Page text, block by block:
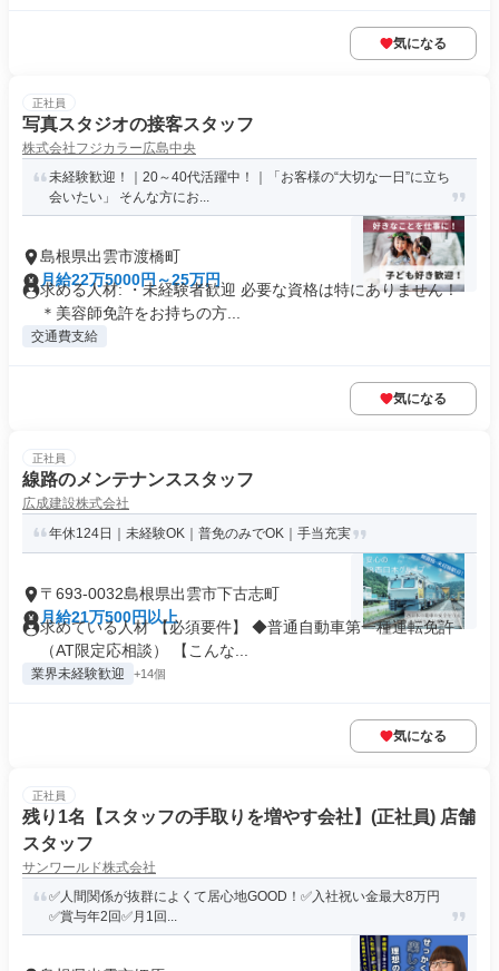
気になる
正社員
写真スタジオの接客スタッフ
株式会社フジカラー広島中央
未経験歓迎！｜20～40代活躍中！｜「お客様の“大切な一日”に立ち
会いたい」 そんな方にお...
島根県出雲市渡橋町
月給22万5000円～25万円
求める人材: ・未経験者歓迎 必要な資格は特にありません！
＊美容師免許をお持ちの方...
交通費支給
気になる
正社員
線路のメンテナンススタッフ
広成建設株式会社
年休124日｜未経験OK｜普免のみでOK｜手当充実
〒693-0032島根県出雲市下古志町
月給21万500円以上
求めている人材 【必須要件】 ◆普通自動車第一種運転免許
（AT限定応相談） 【こんな...
業界未経験歓迎 +14個
気になる
正社員
残り1名【スタッフの手取りを増やす会社】(正社員) 店舗
スタッフ
サンワールド株式会社
✅️人間関係が抜群によくて居心地GOOD！✅️入社祝い金最大8万円
✅️賞与年2回✅️月1回...